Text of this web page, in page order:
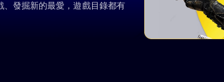
發掘新的最愛，遊戲目錄都有